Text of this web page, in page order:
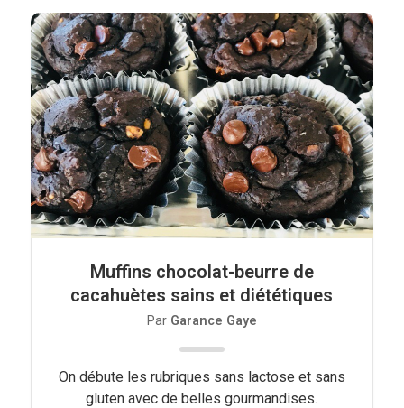
Muffins chocolat-beurre de
cacahuètes sains et diététiques
Par Garance Gaye
On débute les rubriques sans lactose et sans
gluten avec de belles gourmandises.